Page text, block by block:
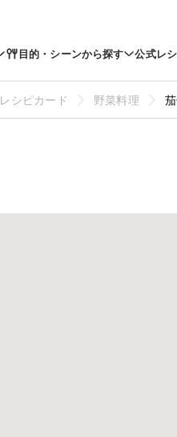
目的・シーンから探す 公式レ
レシピカード 野菜料理